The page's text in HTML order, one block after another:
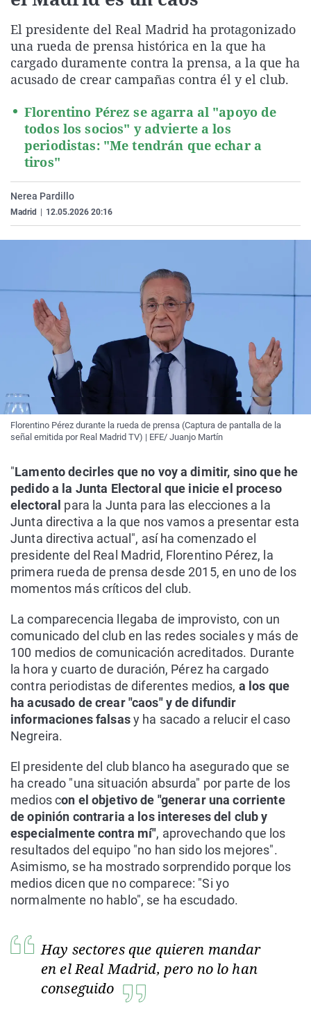
Gente viajera
Como el perro y el
Retornados
Equipo de
Operación Viuda
Galicia
La Rioja
Navarra
País Vasco
Televisión
Elecciones
El presidente del Real Madrid ha protagonizado
una rueda de prensa histórica en la que ha
cargado duramente contra la prensa, a la que ha
acusado de crear campañas contra él y el club.
Florentino Pérez se agarra al "apoyo de
todos los socios" y advierte a los
periodistas: "Me tendrán que echar a
tiros"
Nerea Pardillo
Madrid 12.05.2026 20:16
Florentino Pérez durante la rueda de prensa (Captura de pantalla de la
señal emitida por Real Madrid TV) | EFE/ Juanjo Martín
"Lamento decirles que no voy a dimitir, sino que he
pedido a la Junta Electoral que inicie el proceso
electoral para la Junta para las elecciones a la
Junta directiva a la que nos vamos a presentar esta
Junta directiva actual", así ha comenzado el
presidente del Real Madrid, Florentino Pérez, la
primera rueda de prensa desde 2015, en uno de los
momentos más críticos del club.
La comparecencia llegaba de improvisto, con un
comunicado del club en las redes sociales y más de
100 medios de comunicación acreditados. Durante
la hora y cuarto de duración, Pérez ha cargado
contra periodistas de diferentes medios, a los que
ha acusado de crear "caos" y de difundir
informaciones falsasy ha sacado a relucir el caso
Negreira.
El presidente del club blanco ha asegurado que se
ha creado "una situación absurda" por parte de los
medios con el objetivo de "generar una corriente
de opinión contraria a los intereses del club y
especialmente contra mí", aprovechando que los
resultados del equipo "no han sido los mejores".
Asimismo, se ha mostrado sorprendido porque los
medios dicen que no comparece: "Si yo
normalmente no hablo", se ha escudado.
Hay sectores que quieren mandar
en el Real Madrid, pero no lo han
conseguido